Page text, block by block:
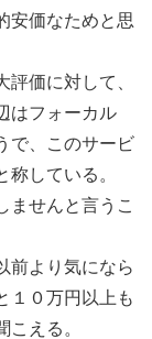
安価なためと思
価に対して、
はフォーカル
で、このサービ
している。
ませんと言うこ
前より気になら
１０万円以上も
える。